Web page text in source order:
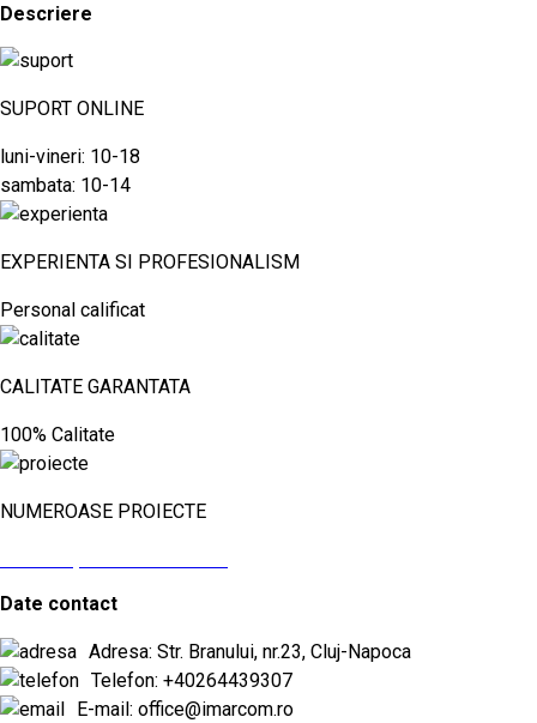
Descriere
SUPORT ONLINE
luni-vineri: 10-18
sambata: 10-14
EXPERIENTA SI PROFESIONALISM
Personal calificat
CALITATE GARANTATA
100% Calitate
NUMEROASE PROIECTE
Date contact
Adresa: Str. Branului, nr.23, Cluj-Napoca
Telefon: +40264439307
E-mail: office@imarcom.ro